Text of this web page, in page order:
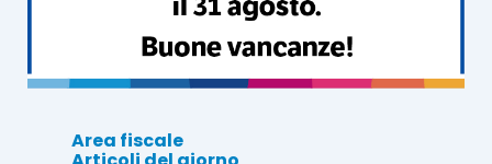
generali del soggetto passivo
tal genere, infatti, presentano un “nesso
Area fiscale